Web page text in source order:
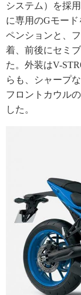
システム）を採
に専用のGモー
ペンションと、
着、前後にセミ
た。外装はV-
らも、シャープ
フロントカウル
した。